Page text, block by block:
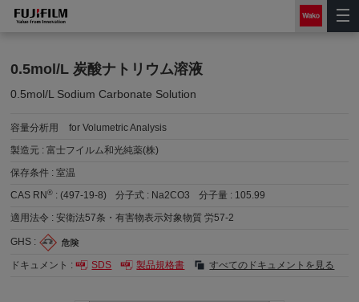
0.5mol/L 炭酸ナトリウム溶液
0.5mol/L Sodium Carbonate Solution
容量分析用
for Volumetric Analysis
製造元 :富士フイルム和光純薬(株)
保存条件 :室温
CAS RN® :(497-19-8) 分子式 : Na2CO3 分子量 : 105.99
適用法令 :安衛法57条・有害物表示対象物質 労57-2
GHS :
ドキュメント : SDS 製品規格書 すべてのドキュメントを見る